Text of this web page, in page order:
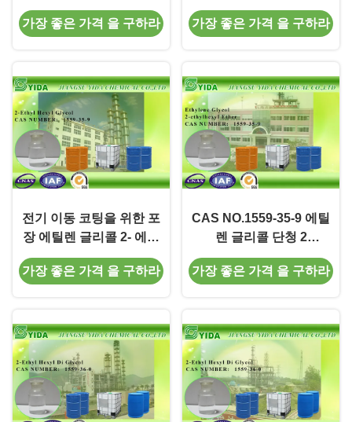
렌 글리콜 2- 에틸 헥실 에
테르
가장 좋은 가격 을 구하라
(2-Ethylhexyloxy) 에타놀
가장 좋은 가격 을 구하라
전기 이동 코팅을 위한 포
장 에틸렌 글리콜 2- 에틸
헥실 에테르가 IBC에 의하
여 북을 칩니다
가장 좋은 가격 을 구하라
CAS NO.1559-35-9 에틸
렌 글리콜 단청 2
Ethylhexyl 에테르
PubChem CID 15260
가장 좋은 가격 을 구하라